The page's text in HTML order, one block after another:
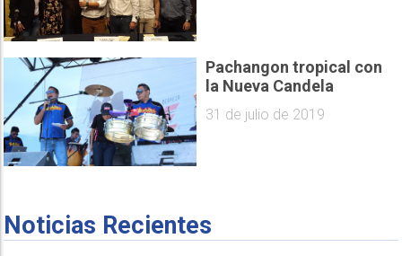
Pachangon tropical con
la Nueva Candela
31 de julio de 2019
Noticias Recientes